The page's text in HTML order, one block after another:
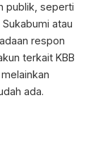
publik, seperti
atau
respon
terkait KBB
ada.